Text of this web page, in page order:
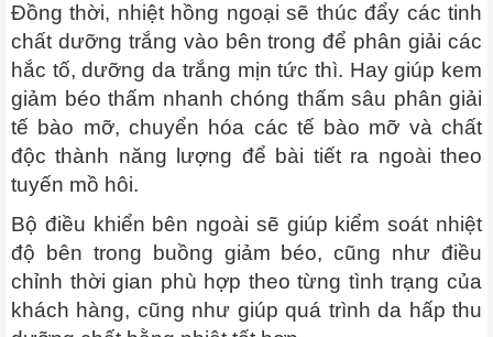
Đồng thời, nhiệt hồng ngoại sẽ thúc đẩy các tinh
chất dưỡng trắng vào bên trong để phân giải các
hắc tố, dưỡng da trắng mịn tức thì. Hay giúp kem
giảm béo thấm nhanh chóng thấm sâu phân giải
tế bào mỡ, chuyển hóa các tế bào mỡ và chất
độc thành năng lượng để bài tiết ra ngoài theo
tuyến mồ hôi.
Bộ điều khiển bên ngoài sẽ giúp kiểm soát nhiệt
độ bên trong buồng giảm béo, cũng như điều
chỉnh thời gian phù hợp theo từng tình trạng của
khách hàng, cũng như giúp quá trình da hấp thu